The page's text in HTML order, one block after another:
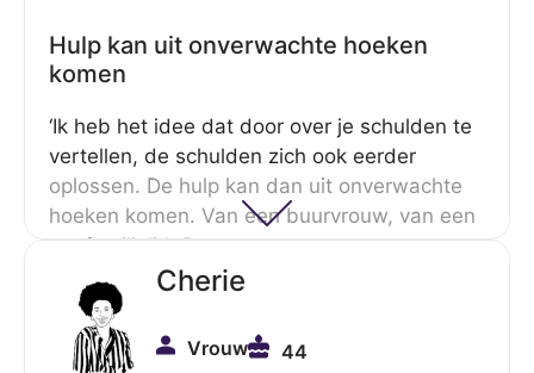
Hulp kan uit onverwachte hoeken
komen
‘Ik heb het idee dat door over je schulden te
vertellen, de schulden zich ook eerder
oplossen. De hulp kan dan uit onverwachte
hoeken komen. Van een buurvrouw, van een
ver familielid. Des te meer mensen erover
weten, des te meer mensen je kunnen
helpen eruit te komen.’
Cherie
Vrouw 44